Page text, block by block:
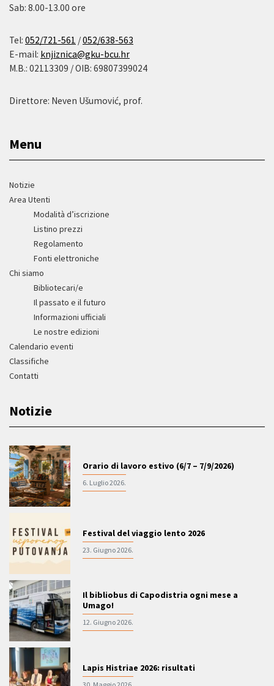
Sab: 8.00-13.00 ore
Tel: 052/721-561 /052/638-563
E-mail: knjiznica@gku-bcu.hr
M.B.: 02113309 / OIB: 69807399024
Direttore: Neven Ušumović, prof.
Menu
Notizie
Area Utenti
Modalità d’iscrizione
Listino prezzi
Regolamento
Fonti elettroniche
Chi siamo
Bibliotecari/e
Il passato e il futuro
Informazioni ufficiali
Le nostre edizioni
Calendario eventi
Classifiche
Contatti
Notizie
Orario di lavoro estivo (6/7 – 7/9/2026)
6. Luglio 2026.
Festival del viaggio lento 2026
23. Giugno 2026.
Il bibliobus di Capodistria ogni mese a
Umago!
12. Giugno 2026.
Lapis Histriae 2026: risultati